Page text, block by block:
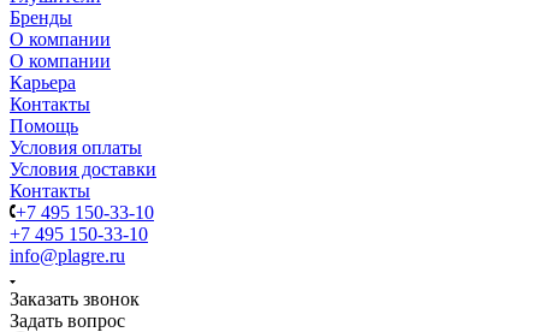
Бренды
О компании
О компании
Карьера
Контакты
Помощь
Условия оплаты
Условия доставки
Контакты
+7 495 150-33-10
+7 495 150-33-10
info@plagre.ru
Заказать звонок
Задать вопрос